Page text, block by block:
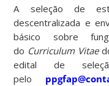
A seleção de
descentralizada e
básico sobre
do Curriculum Vitae
edital de
pelo